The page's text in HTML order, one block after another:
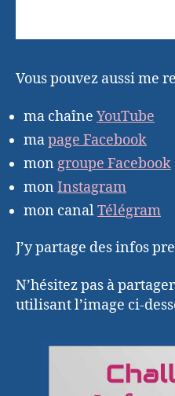
Vous pouvez aussi me
ma chaîne YouTube
mapage Facebook
mon groupe Facebook
mon Instagram
mon canalTélégram
J’y partage des infos
N’hésitez pas à
utilisant l’image ci-